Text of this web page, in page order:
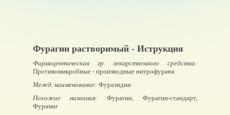
Фурагин растворимый - Иструкция
Фармацевтическая гр. лекарственного средства:
Противомикробные - производные нитрофурана
Межд. наименование: Фуразидин
Похожие названия: Фурагин, Фурагин-стандарт,
Фурамаг